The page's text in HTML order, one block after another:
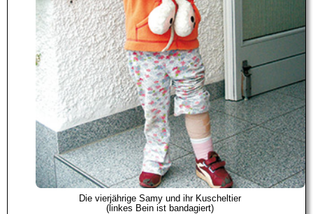
Die vierjährige Samy und ihr Kuscheltier
(linkes Bein ist bandagiert)